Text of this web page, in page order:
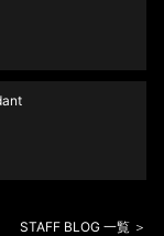
STAFF BLOG 一覧 ＞